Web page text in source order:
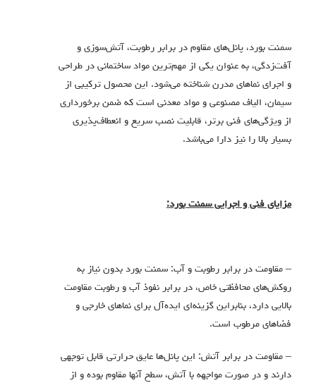
سمنت بورد، پانل‌های مقاوم در برابر رطوبت، آتش‌سوزی و
آفت‌زدگی، به عنوان یکی از مهم‌ترین مواد ساختمانی در طراحی
و اجرای نماهای مدرن شناخته می‌شود. این محصول ترکیبی از
سیمان، الیاف مصنوعی و مواد معدنی است که ضمن برخورداری
از ویژگی‌های فنی برتر، قابلیت نصب سریع و انعطاف‌پذیری
بسیار بالا را نیز دارا می‌باشد.
مزایای فنی و اجرایی سمنت بورد:
– مقاومت در برابر رطوبت و آب: سمنت بورد بدون نیاز به
روکش‌های محافظتی خاص، در برابر نفوذ آب و رطوبت مقاومت
بالایی دارد، بنابراین گزینه‌ای ایده‌آل برای نماهای خارجی و
فضاهای مرطوب است.
– مقاومت در برابر آتش: این پانل‌ها عایق حرارتی قابل توجهی
دارند و در صورت مواجهه با آتش، سطح آنها مقاوم بوده و از